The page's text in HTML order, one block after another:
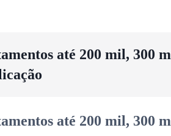
até 200 mil, 300
até 200 mil, 300